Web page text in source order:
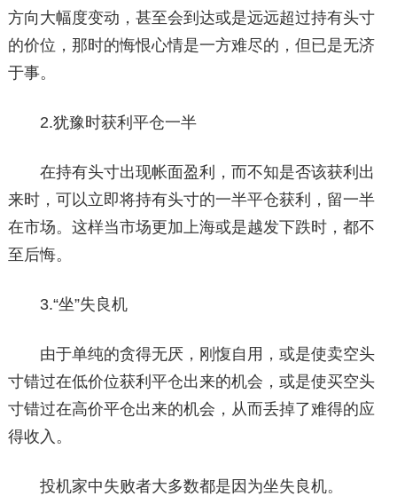
方向大幅度变动，甚至会到达或是远远超过持有头寸
的价位，那时的悔恨心情是一方难尽的，但已是无济
于事。
2.犹豫时获利平仓一半
在持有头寸出现帐面盈利，而不知是否该获利出
来时，可以立即将持有头寸的一半平仓获利，留一半
在市场。这样当市场更加上海或是越发下跌时，都不
至后悔。
3.“坐”失良机
由于单纯的贪得无厌，刚愎自用，或是使卖空头
寸错过在低价位获利平仓出来的机会，或是使买空头
寸错过在高价平仓出来的机会，从而丢掉了难得的应
得收入。
投机家中失败者大多数都是因为坐失良机。